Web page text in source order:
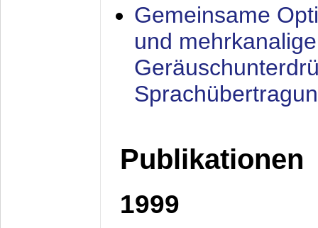
Gemeinsame
und
Publikationen
1999